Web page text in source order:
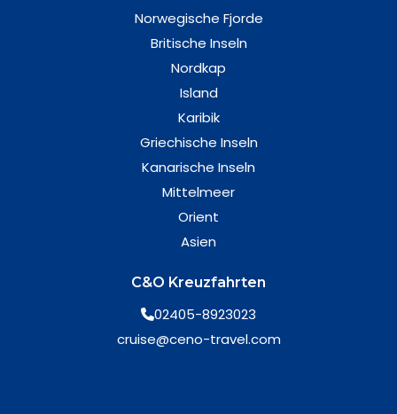
Norwegische Fjorde
Britische Inseln
Nordkap
Island
Karibik
Griechische Inseln
Kanarische Inseln
Mittelmeer
Orient
Asien
C&O Kreuzfahrten
02405-8923023
cruise@ceno-travel.com